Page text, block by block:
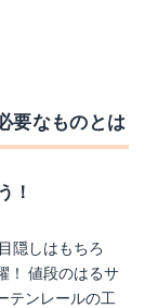
要なものとは
！
隠しはもちろ
！ 値段のはるサ
テンレールの工